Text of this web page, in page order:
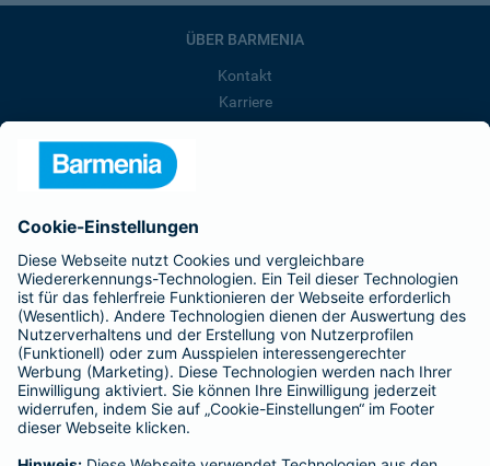
ÜBER BARMENIA
Kontakt
Karriere
Barmenia ist Teil der BarmeniaGothaer
BELIEBTE SEITEN
Kranken-Zusatzversicherung
Tierversicherungen
Haftpflichtversicherung
Hausratversicherung